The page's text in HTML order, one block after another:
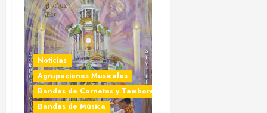
Noticias
Agrupaciones Musicales